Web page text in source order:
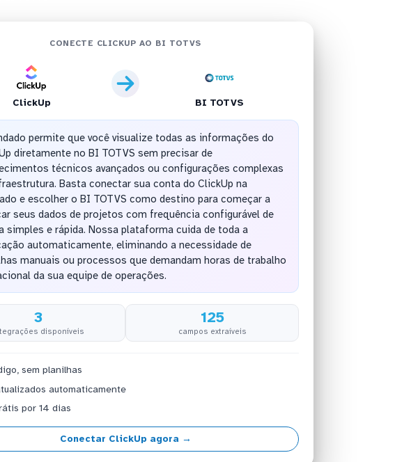
CONECTE CLICKUP AO BI TOTVS
ClickUp BI TOTVS
permite que você visualize todas as informações do
diretamente no BI TOTVS sem precisar de
técnicos avançados ou configurações complexas
Basta conectar sua conta do ClickUp na
e escolher o BI TOTVS como destino para começar a
seus dados de projetos com frequência configurável de
simples e rápida. Nossa plataforma cuida de toda a
automaticamente, eliminando a necessidade de
manuais ou processos que demandam horas de trabalho
da sua equipe de operações.
3
disponíveis
125
campos extraíveis
sem planilhas
automaticamente
por 14 dias
Conectar ClickUp agora →